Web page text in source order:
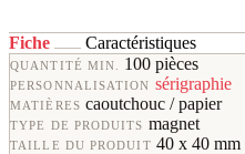
Fiche Caractéristiques
QUANTITÉ MIN. 100 pièces
PERSONNALISATION sérigraphie
MATIÈRES caoutchouc / papier
TYPE DE PRODUITS magnet
TAILLE DU PRODUIT 40 x 40 mm